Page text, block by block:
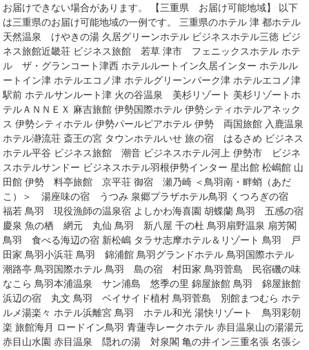
お届けできない場合があります。 【三重県 お届け可能地域】 以下
は三重県のお届け可能地域の一例です。 三重県のホテル 津 都ホテル
天然温泉 けやきの湯 久居グリーンホテル ビジネスホテル三徳 ビジ
ネス旅館近畿荘 ビジネス旅館 若草 津市 フェニックスホテル ホテ
ル ザ・グランコート津西 ホテルルートイン久居インター ホテルル
ートイン津 ホテルエコノ津 ホテルグリーンパーク津 ホテルエコノ津
駅前 ホテルサンルート津 火の谷温泉 美杉リゾート 美杉リゾートホ
テルＡＮＮＥＸ 麻吉旅館 伊勢国際ホテル 伊勢シティホテルアネック
ス 伊勢シティホテル 伊勢パールピアホテル 伊勢 両国旅館 入鹿温泉
ホテル瀞流荘 斎王の宮 タウンホテルいせ 旅の宿 はるさめ ビジネス
ホテル平谷 ビジネス旅館 潮音 ビジネスホテル河上 伊勢市 ビジネ
スホテルサンドー ビジネスホテル羽根伊勢インター 星出館 松嶋館 山
田館 伊勢 料亭旅館 京平荘 御宿 瀬乃崎 ＜鳥羽南・畔蛸（あだ
こ）＞ 湯座味の宿 うつみ 泉郷プラザホテル鳥羽 くつろぎの宿
福若 鳥羽 現役漁師の温泉宿 よしかわ海喜園 胡蝶蘭 鳥羽 五感の宿
慶泉 魚の栖 網元 丸仙 鳥羽 新八屋 千の杜 鳥羽扇野温泉 扇芳閣
鳥羽 食べる海辺の宿 新松嶋 タラサ志摩ホテル＆リゾート 鳥羽 戸
田家 鳥羽小浜荘 鳥羽 錦浦館 鳥羽グランドホテル 鳥羽国際ホテル
潮路亭 鳥羽国際ホテル 鳥羽 島の宿 村田家 鳥羽菅島 民宿磯の味
なこら 鳥羽本浦温泉 サン浦島 悠季の里 錦屋旅館 鳥羽 錦屋旅館
浜辺の宿 丸文 鳥羽 ベイサイド植村 鳥羽菅島 別館まつむら ホテ
ルメ湯楽々 ホテル浜離宮 鳥羽 ホテル和光 湯快リゾート 鳥羽彩朝
楽 旅館海月 ロードイン鳥羽 青蓮寺レークホテル 赤目温泉山の湯湯元
赤目山水園 赤目温泉 隠れの湯 対泉閣 亀の井イン三重名張 名張シ